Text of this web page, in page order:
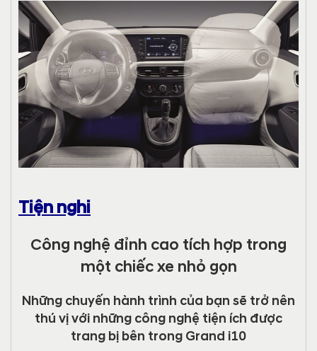
Tiện nghi
Công nghệ đỉnh cao tích hợp trong
một chiếc xe nhỏ gọn
Những chuyến hành trình của bạn sẽ trở nên
thú vị với những công nghệ tiện ích được
trang bị bên trong Grand i10